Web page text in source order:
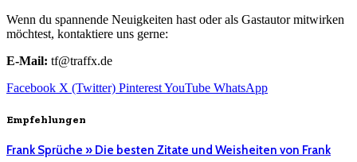
Wenn du spannende Neuigkeiten hast oder als Gastautor mitwirken
möchtest, kontaktiere uns gerne:
E-Mail: tf@traffx.de
Facebook X (Twitter) PinterestYouTube WhatsApp
Empfehlungen
Frank Sprüche » Die besten Zitate und Weisheiten von Frank